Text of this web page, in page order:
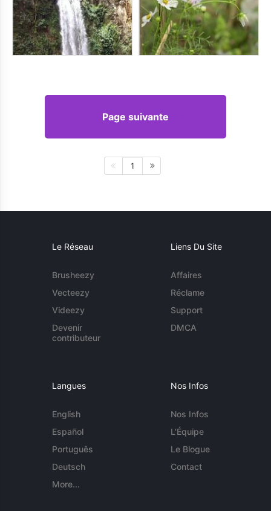
Page suivante
1
Le Réseau
Brusheezy
Vecteezy
Videezy
Devenir
contributeur
Liens Du Site
Affaires
Réclame
Support
DMCA
Langues
English
Español
Português
Deutsch
More...
Nos Infos
Nos Infos
L'Équipe
Le Blogue
Contact